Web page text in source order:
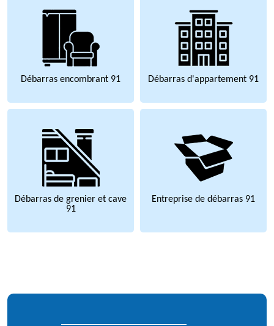
Débarras encombrant 91 Débarras d'appartement 91
Débarras de grenier et cave
91
Entreprise de débarras 91